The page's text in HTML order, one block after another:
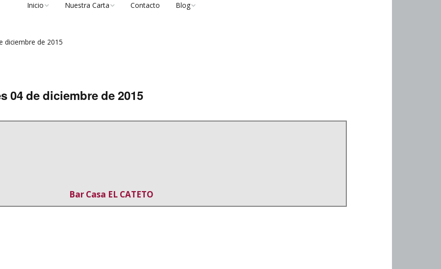
Inicio Nuestra Carta
Guisos
Pollo
Pescados Plancha
Contacto Blog
diciembre de 2015
04 de diciembre de 2015
Bar Casa EL CATETO